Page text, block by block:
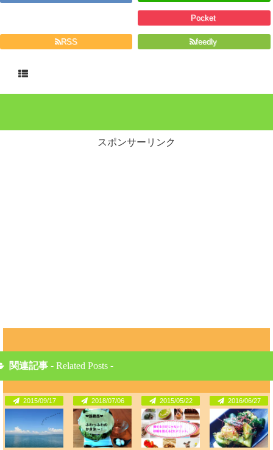
Pocket
RSS feedly
スポンサーリンク
関連記事 - Related Posts -
2015/09/17 2018/07/06 2015/05/22 2016/06/27